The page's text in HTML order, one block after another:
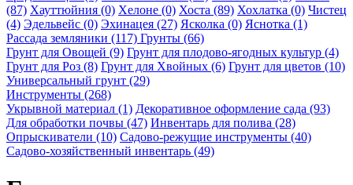
(87) Хауттюйния (0) Хелоне (0) Хоста (89) Хохлатка (0) Чистец
(4) Эдельвейс (0) Эхинацея (27) Ясколка (0) Яснотка (1)
Рассада земляники (117) Грунты (66)
Грунт для Овощей (9) Грунт для плодово-ягодных культур (4)
Грунт для Роз (8) Грунт для Хвойных (6) Грунт для цветов (10)
Универсальный грунт (29)
Инструменты (268)
Укрывной материал (1) Декоративное оформление сада (93)
Для обработки почвы (47) Инвентарь для полива (28)
Опрыскиватели (10) Садово-режущие инструменты (40)
Садово-хозяйственный инвентарь (49)